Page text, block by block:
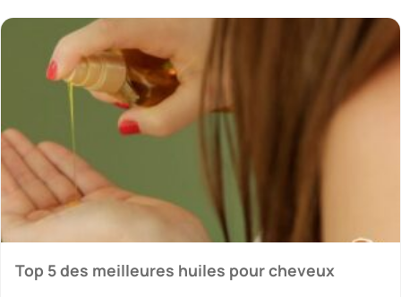
Top 5 des meilleures huiles pour cheveux